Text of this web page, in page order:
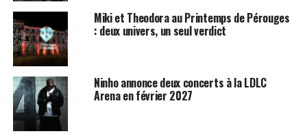
Miki et Theodora au Printemps de Pérouges
: deux univers, un seul verdict
Ninho annonce deux concerts à la LDLC
Arena en février 2027